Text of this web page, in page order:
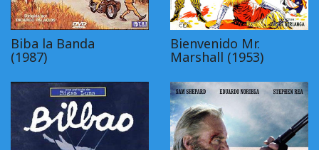
Biba la Banda
(1987)
Bienvenido Mr.
Marshall (1953)